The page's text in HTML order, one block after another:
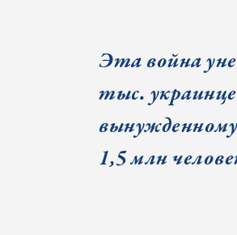
Эта война
тыс.
1,5 млн